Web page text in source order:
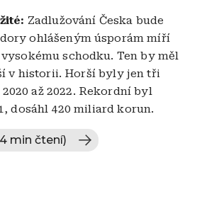
Zadlužování Česka bude
ohlášeným úsporám míří
schodku. Ten by měl
v historii. Horší byly jen tři
až 2022. Rekordní byl
dosáhl 420 miliard korun.
min čtení)